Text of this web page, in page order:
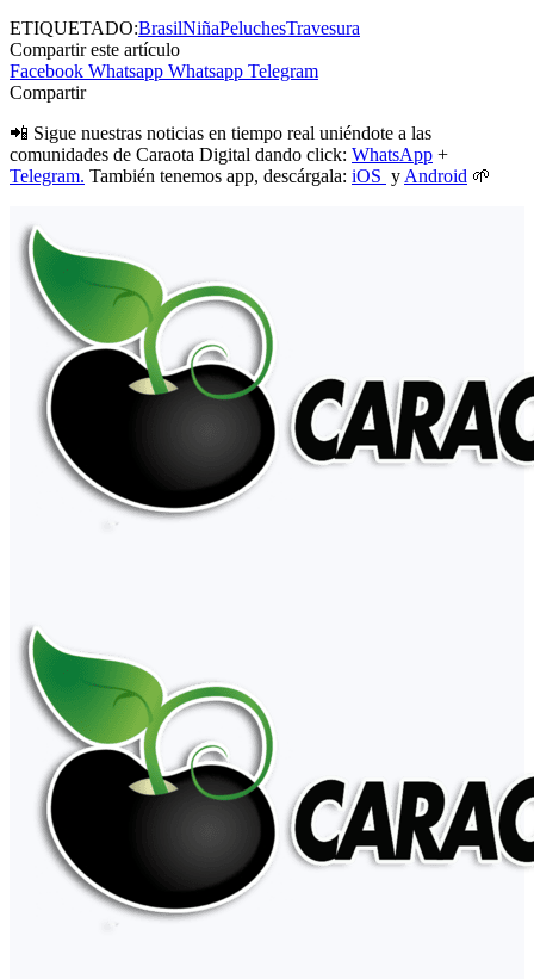
ETIQUETADO:BrasilNiñaPeluchesTravesura
Compartir este artículo
Facebook Whatsapp Whatsapp Telegram
Compartir
📲 Sigue nuestras noticias en tiempo real uniéndote a las
comunidades de Caraota Digital dando click: WhatsApp +
Telegram. También tenemos app, descárgala: iOS y Android 🌱